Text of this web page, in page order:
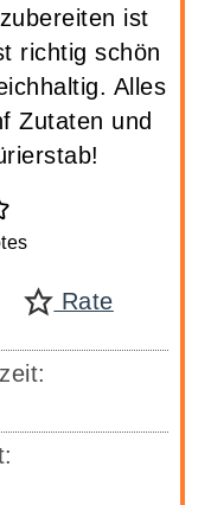
ist
richtig schön
Alles
Zutaten und
Rate